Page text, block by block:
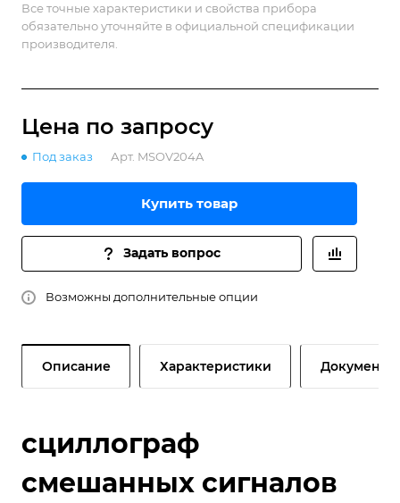
Все точные характеристики и свойства прибора
обязательно уточняйте в официальной спецификации
производителя.
Цена по запросу
Под заказ Арт. MSOV204A
Купить товар
Задать вопрос
Возможны дополнительные опции
Описание Характеристики Документы
сциллограф
смешанных сигналов